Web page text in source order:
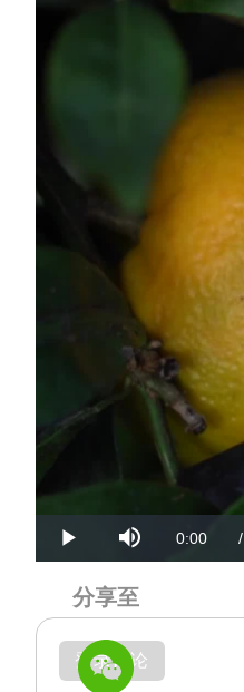
Play Current
0:00 /
登录评论
分享至